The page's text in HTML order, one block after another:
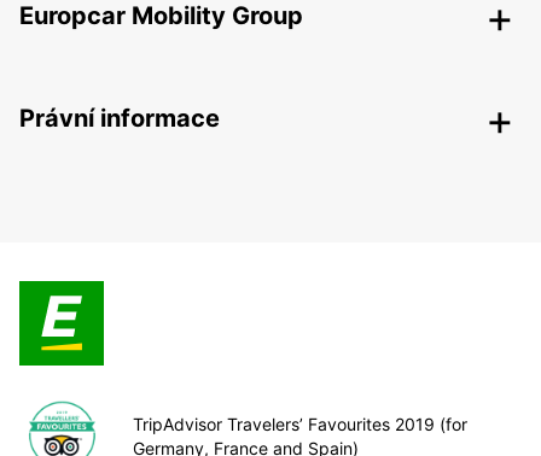
Europcar Mobility Group
Právní informace
TripAdvisor Travelers’ Favourites 2019 (for
Germany, France and Spain)